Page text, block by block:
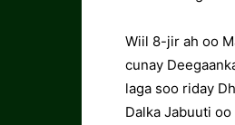
Wiil 8-jir ah oo
cunay
laga soo riday
Dalka Jabuuti